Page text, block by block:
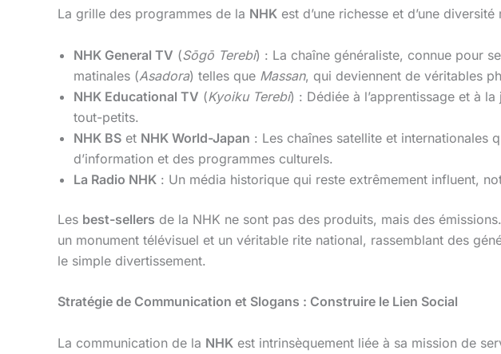
La grille des programmes de la NHK est d’une richesse et d’une
NHK General TV (Sōgō Terebi) : La chaîne généraliste, connue pour
matinales (Asadora) telles que Massan, qui deviennent de véritables
NHK Educational TV (Kyoiku Terebi) : Dédiée à l’apprentissage et à
tout-petits.
NHK BS et NHK World-Japan : Les chaînes satellite et internationales
d’information et des programmes culturels.
La Radio NHK : Un média historique qui reste extrêmement influent,
Les best-sellers de la NHK ne sont pas des produits, mais des
un monument télévisuel et un véritable rite national, rassemblant des
le simple divertissement.
Stratégie de Communication et Slogans : Construire le Lien Social
La communication de la NHK est intrinsèquement liée à sa mission de